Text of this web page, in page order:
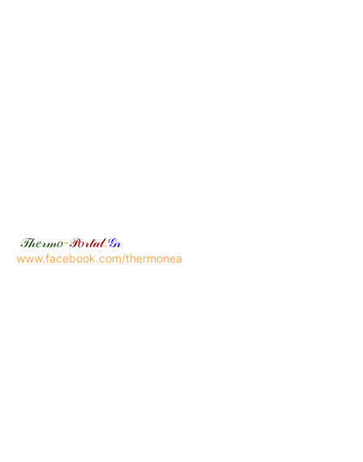
𝒯𝒽𝑒𝓇𝓂𝑜-𝒫𝑜𝓇𝓉𝒶𝓁.𝒢𝓇
www.facebook.com/thermonea